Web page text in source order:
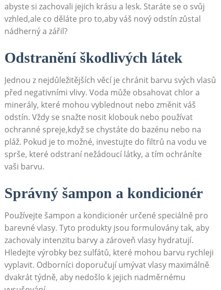
abyste si zachovali jejich​ krásu a lesk. Staráte se o svůj
vzhled,ale co děláte pro to,aby váš nový odstín zůstal
nádherný a⁣ zářil?‌
Odstranění škodlivých⁤ látek
Jednou⁤ z ​nejdůležitějších⁣ věcí​ je​ chránit barvu‌ svých vlasů
před ⁢negativními vlivy. ‌Voda může ⁤obsahovat‌ chlor a
minerály, které mohou vyblednout nebo změnit váš
odstín. Vždy se snažte ‍nosit klobouk nebo používat
ochranné ⁢spreje,když se chystáte ​do bazénu⁣ nebo ⁢na
pláž.⁢ Pokud ⁣je to možné, ⁤investujte do filtrů na vodu ve
sprše, které ⁢odstraní nežádoucí⁤ látky,‌ a tím ochráníte
vaši barvu.
Správný šampon a kondicionér
Používejte⁢ šampon a kondicionér určené ‍speciálně pro
barevné vlasy. Tyto produkty jsou formulovány tak, ‍aby
zachovaly intenzitu barvy a zároveň vlasy hydratují.
Hledejte ‍výrobky bez​ sulfátů, které mohou barvu rychleji
vyplavit.‍ Odborníci doporučují umývat vlasy maximálně⁤
dvakrát týdně, aby ‍nedošlo k jejich nadměrnému⁣